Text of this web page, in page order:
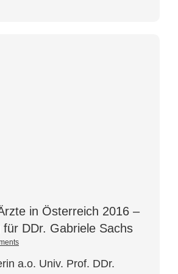
in Österreich 2016 –
für DDr. Gabriele Sachs
a.o. Univ. Prof. DDr.